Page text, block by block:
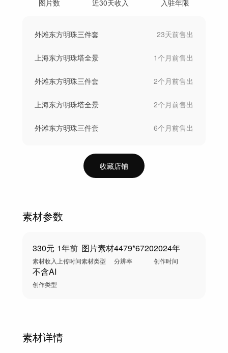
图片数 近30天收入 入驻年限
外滩东方明珠三件套 23天前售出
上海东方明珠塔全景 1个月前售出
外滩东方明珠三件套 2个月前售出
上海东方明珠塔全景 2个月前售出
外滩东方明珠三件套 6个月前售出
收藏店铺
素材参数
330元
素材收入
1年前
上传时间
图片素材
素材类型
4479*6720
分辨率
2024年
创作时间
不含AI
创作类型
素材详情